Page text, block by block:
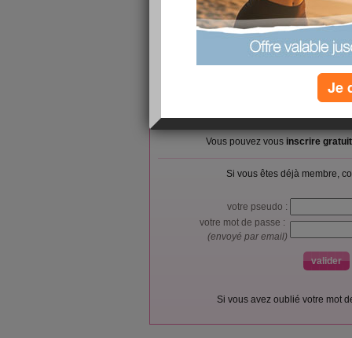
Et vous que pensez-vous des repas?
Vous pouvez vous inscrire
Si vous êtes déjà membre,
votre pseudo :
votre mot de passe :
(envoyé par email)
Si vous avez oublié votre mot
Je